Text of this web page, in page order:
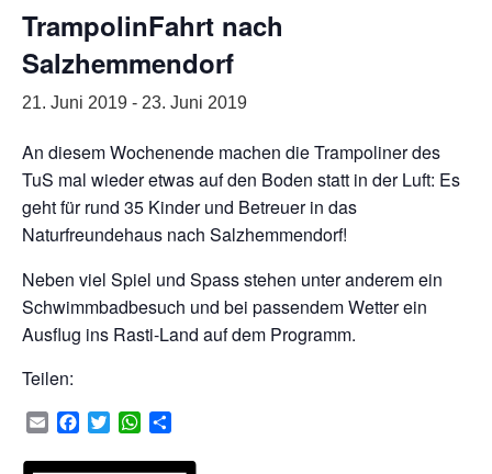
TrampolinFahrt nach
Salzhemmendorf
21. Juni 2019 - 23. Juni 2019
An diesem Wochenende machen die Trampoliner des
TuS mal wieder etwas auf den Boden statt in der Luft: Es
geht für rund 35 Kinder und Betreuer in das
Naturfreundehaus nach Salzhemmendorf!
Neben viel Spiel und Spass stehen unter anderem ein
Schwimmbadbesuch und bei passendem Wetter ein
Ausflug ins Rasti-Land auf dem Programm.
Teilen:
EmailFacebook
TwitterWhatsApp